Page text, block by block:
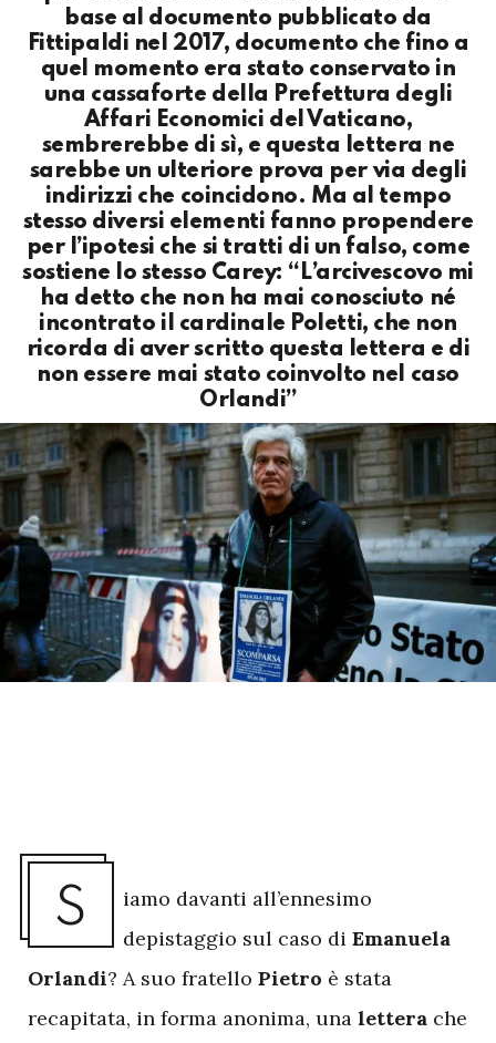
base al documento pubblicato da
Fittipaldi nel 2017, documento che fino a
quel momento era stato conservato in
una cassaforte della Prefettura degli
Affari Economici del Vaticano,
sembrerebbe di sì, e questa lettera ne
sarebbe un ulteriore prova per via degli
indirizzi che coincidono. Ma al tempo
stesso diversi elementi fanno propendere
per l’ipotesi che si tratti di un falso, come
sostiene lo stesso Carey: “L’arcivescovo mi
ha detto che non ha mai conosciuto né
incontrato il cardinale Poletti, che non
ricorda di aver scritto questa lettera e di
non essere mai stato coinvolto nel caso
Orlandi”
S
iamo davanti all’ennesimo
depistaggio sul caso di Emanuela
Orlandi? A suo fratello Pietro è stata
recapitata, in forma anonima, una lettera che